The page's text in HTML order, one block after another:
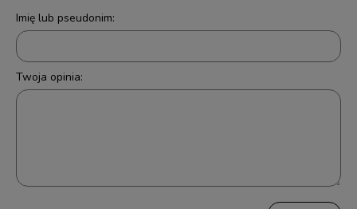
Imię lub pseudonim:
Twoja opinia: